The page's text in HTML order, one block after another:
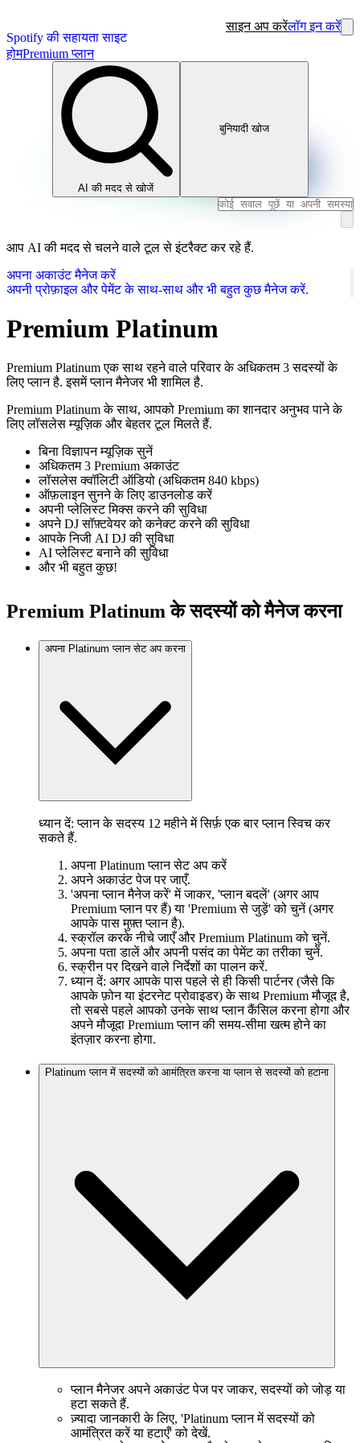
Spotify की सहायता साइट
साइन अप करेंलॉग इन करें
होमPremium प्लान
AI की मदद से खोजें
बुनियादी खोज
आप AI की मदद से चलने वाले टूल से इंटरैक्ट कर रहे हैं.
अपना अकाउंट मैनेज करें
अपनी प्रोफ़ाइल और पेमेंट के साथ-साथ और भी बहुत कुछ मैनेज करें.
Premium Platinum
Premium Platinum एक साथ रहने वाले परिवार के अधिकतम 3 सदस्यों के
लिए प्लान है. इसमें प्लान मैनेजर भी शामिल है.
Premium Platinum के साथ, आपको Premium का शानदार अनुभव पाने के
लिए लॉसलेस म्यूज़िक और बेहतर टूल मिलते हैं.
बिना विज्ञापन म्यूज़िक सुनें
अधिकतम 3 Premium अकाउंट
लॉसलेस क्वॉलिटी ऑडियो (अधिकतम 840 kbps)
ऑफ़लाइन सुनने के लिए डाउनलोड करें
अपनी प्लेलिस्ट मिक्स करने की सुविधा
अपने DJ सॉफ़्टवेयर को कनेक्ट करने की सुविधा
आपके निजी AI DJ की सुविधा
AI प्लेलिस्ट बनाने की सुविधा
और भी बहुत कुछ!
Premium Platinum के सदस्यों को मैनेज करना
अपना Platinum प्लान सेट अप करना
ध्यान दें: प्लान के सदस्य 12 महीने में सिर्फ़ एक बार प्लान स्विच कर
सकते हैं.
अपना Platinum प्लान सेट अप करें
अपने अकाउंट पेज पर जाएँ.
'अपना प्लान मैनेज करें' में जाकर, 'प्लान बदलें' (अगर आप
Premium प्लान पर हैं) या 'Premium से जुड़ें' को चुनें (अगर
आपके पास मुफ़्त प्लान है).
स्क्रॉल करके नीचे जाएँ और Premium Platinum को चुनें.
अपना पता डालें और अपनी पसंद का पेमेंट का तरीका चुनें.
स्क्रीन पर दिखने वाले निर्देशों का पालन करें.
ध्यान दें: अगर आपके पास पहले से ही किसी पार्टनर (जैसे कि
आपके फ़ोन या इंटरनेट प्रोवाइडर) के साथ Premium मौजूद है,
तो सबसे पहले आपको उनके साथ प्लान कैंसिल करना होगा और
अपने मौजूदा Premium प्लान की समय-सीमा खत्म होने का
इंतज़ार करना होगा.
Platinum प्लान में सदस्यों को आमंत्रित करना या प्लान से सदस्यों को हटाना
प्लान मैनेजर अपने अकाउंट पेज पर जाकर, सदस्यों को जोड़ या
हटा सकते हैं.
ज़्यादा जानकारी के लिए, 'Platinum प्लान में सदस्यों को
आमंत्रित करें या हटाएँ' को देखें.